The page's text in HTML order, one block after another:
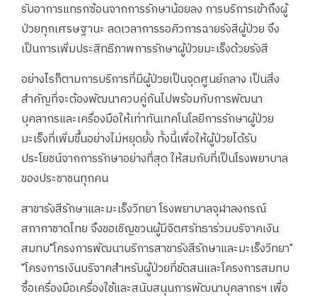
รับอาการแทรกซ้อนจากการรักษาน้อยลง การบริการเข้าถึงผู้
ป่วยทุกเศรษฐานะ ลดเวลาการรอคิวการฉายรังสีผู้ป่วย จึง
เป็นการเพิ่มประสิทธิภาพการรักษาผู้ป่วยมะเร็งด้วยรังสี
อย่างไรก็ตามการบริการที่มีผู้ป่วยเป็นจุดศูนย์กลาง เป็นสิ่ง
สำคัญที่จะต้องพัฒนาควบคู่กันไปพร้อมกับการพัฒนา
บุคลากรและเครื่องมือให้เท่าทันเทคโนโลยีการรักษาผู้ป่วย
มะเร็งที่เพิ่มขึ้นอย่างไม่หยุดยั้ง ทั้งนี้เพื่อให้ผู้ป่วยได้รับ
ประโยชน์จากการรักษาอย่างที่สุด ให้สมกับที่เป็นโรงพยาบาล
ของประชาชนทุกคน
สาขารังสีรักษาและมะเร็งวิทยา โรงพยาบาลจุฬาลงกรณ์
สภากาชาดไทย จึงขอเชิญชวนผู้มีจิตศรัทธาร่วมบริจาคเงิน
สมทบ"โครงการพัฒนาบริการสาขารังสีรักษาและมะเร็งวิทยา"
"โครงการเงินบริจาคสำหรับผู้ป่วยที่ขัดสนและโครงการสมทบ
ซื้อเครื่องมือเครื่องใช้และสนับสนุนการพัฒนาบุคลากรฯ เพื่อ